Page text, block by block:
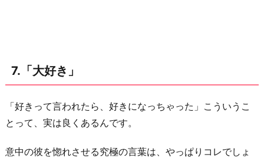
7.「大好き」
「好きって言われたら、好きになっちゃった」こういうこ
とって、実は良くあるんです。
意中の彼を惚れさせる究極の言葉は、やっぱりコレでしょ